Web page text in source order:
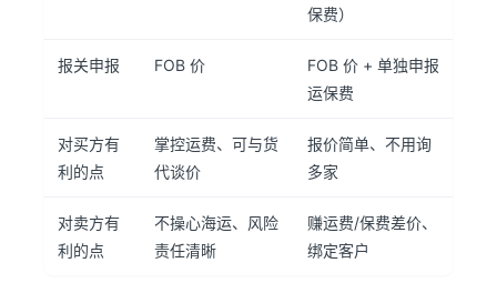
保费）
报关申报 FOB 价
FOB 价 + 单独申报
运保费
对买方有
利的点
掌控运费、可与货
代谈价
报价简单、不用询
多家
对卖方有
利的点
不操心海运、风险
责任清晰
赚运费/保费差价、
绑定客户